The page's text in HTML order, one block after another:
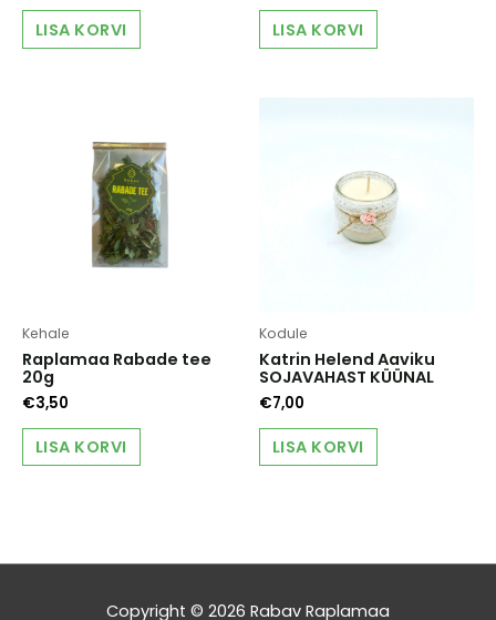
LISA KORVI LISA KORVI
Kehale
Raplamaa Rabade tee
20g
€3,50
LISA KORVI
Kodule
Katrin Helend Aaviku
SOJAVAHAST KÜÜNAL
€7,00
LISA KORVI
Copyright © 2026 Rabav Raplamaa